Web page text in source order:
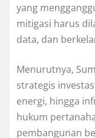
yang
mitigasi harus
data, dan
Menurutnya,
strategis
energi, hingga
hukum
pembangunan